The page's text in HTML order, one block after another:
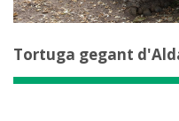
Tortuga gegant